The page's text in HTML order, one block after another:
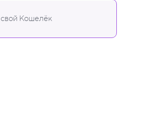
свой Кошелёк